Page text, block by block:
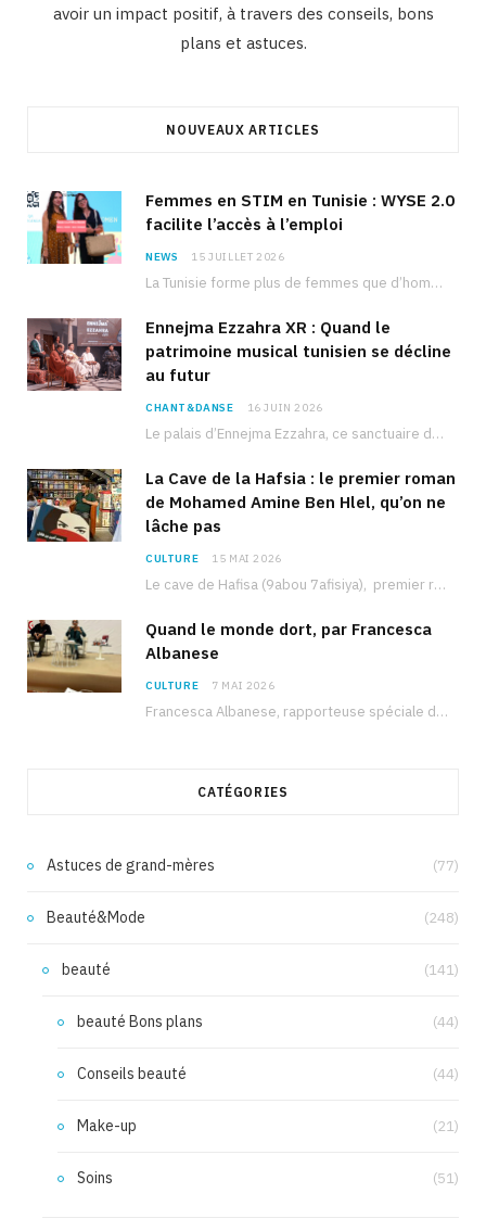
avoir un impact positif, à travers des conseils, bons
plans et astuces.
NOUVEAUX ARTICLES
Femmes en STIM en Tunisie : WYSE 2.0
facilite l’accès à l’emploi
NEWS 15 JUILLET 2026
La Tunisie forme plus de femmes que d’hommes dans les filières scientifiques. Pourtant, pour beaucoup…
Ennejma Ezzahra XR : Quand le
patrimoine musical tunisien se décline
au futur
CHANT&DANSE 16 JUIN 2026
Le palais d’Ennejma Ezzahra, ce sanctuaire de la musique tunisienne et méditerranéenne construit par le…
La Cave de la Hafsia : le premier roman
de Mohamed Amine Ben Hlel, qu’on ne
lâche pas
CULTURE 15 MAI 2026
Le cave de Hafisa (9abou 7afisiya), premier roman du journaliste tunisien Mohamed Amine Ben Hlel,…
Quand le monde dort, par Francesca
Albanese
CULTURE 7 MAI 2026
Francesca Albanese, rapporteuse spéciale de l’ONU sur les territoires palestiniens occupés, était à Tunis pour…
CATÉGORIES
Astuces de grand-mères (77)
Beauté&Mode (248)
beauté (141)
beauté Bons plans (44)
Conseils beauté (44)
Make-up (21)
Soins (51)